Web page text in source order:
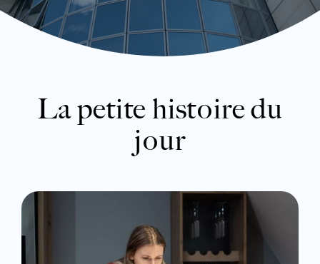
La petite histoire du
jour